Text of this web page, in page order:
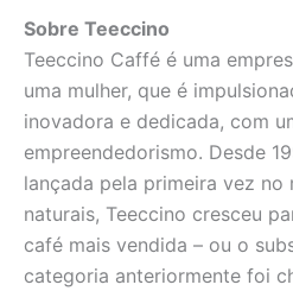
Sobre Teeccino
Teeccino Caffé é uma
uma mulher, que é
inovadora e dedicada, com
empreendedorismo. Desde
lançada pela primeira vez
naturais, Teeccino cresceu
café mais vendida – ou o
categoria anteriormente foi